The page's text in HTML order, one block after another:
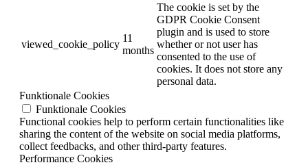
viewed_cookie_policy
11
months
The cookie is set by the
GDPR Cookie Consent
plugin and is used to store
whether or not user has
consented to the use of
cookies. It does not store any
personal data.
Funktionale Cookies
Funktionale Cookies
Functional cookies help to perform certain functionalities like
sharing the content of the website on social media platforms,
collect feedbacks, and other third-party features.
Performance Cookies